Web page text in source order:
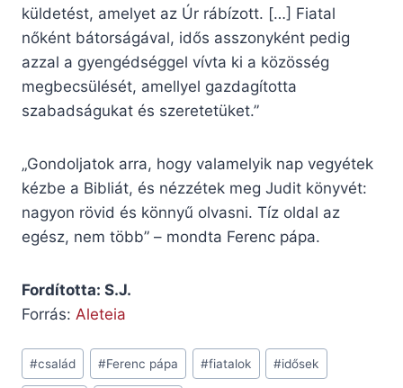
küldetést, amelyet az Úr rábízott. […] Fiatal
nőként bátorságával, idős asszonyként pedig
azzal a gyengédséggel vívta ki a közösség
megbecsülését, amellyel gazdagította
szabadságukat és szeretetüket.”
„Gondoljatok arra, hogy valamelyik nap vegyétek
kézbe a Bibliát, és nézzétek meg Judit könyvét:
nagyon rövid és könnyű olvasni. Tíz oldal az
egész, nem több” – mondta Ferenc pápa.
Fordította: S.J.
Forrás: Aleteia
Post
Tags:
#család #Ferenc pápa #fiatalok #idősek